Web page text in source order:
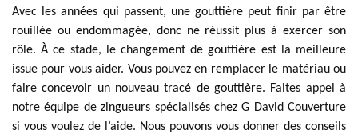
Avec les années qui passent, une gouttière peut finir par être
rouillée ou endommagée, donc ne réussit plus à exercer son
rôle. À ce stade, le changement de gouttière est la meilleure
issue pour vous aider. Vous pouvez en remplacer le matériau ou
faire concevoir un nouveau tracé de gouttière. Faites appel à
notre équipe de zingueurs spécialisés chez G David Couverture
si vous voulez de l’aide. Nous pouvons vous donner des conseils